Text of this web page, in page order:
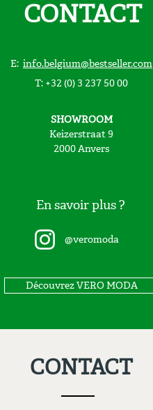
CONTACT
E: info.belgium@bestseller.com
T: +32 (0) 3 237 50 00
SHOWROOM
Keizerstraat 9
2000 Anvers
En savoir plus ?
@veromoda
Découvrez VERO MODA
CONTACT